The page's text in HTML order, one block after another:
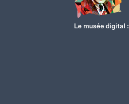
Le musée digital :